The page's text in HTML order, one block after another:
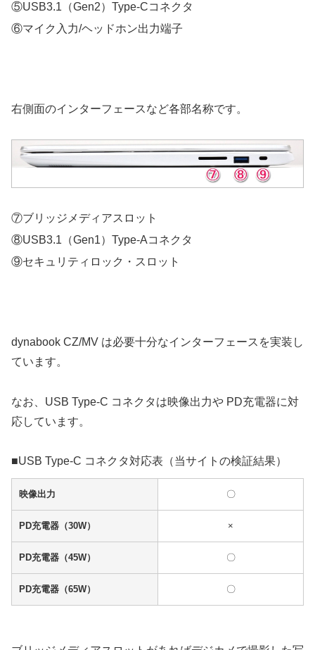
⑤USB3.1（Gen2）Type-Cコネクタ
⑥マイク入力/ヘッドホン出力端子
右側面のインターフェースなど各部名称です。
⑦ブリッジメディアスロット
⑧USB3.1（Gen1）Type-Aコネクタ
⑨セキュリティロック・スロット
dynabook CZ/MV は必要十分なインターフェースを実装し
ています。
なお、USB Type-C コネクタは映像出力や PD充電器に対
応しています。
■USB Type-C コネクタ対応表（当サイトの検証結果）
映像出力 〇
PD充電器（30W） ×
PD充電器（45W） 〇
PD充電器（65W） 〇